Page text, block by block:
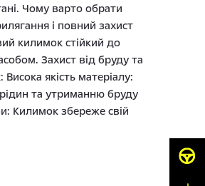
Чому варто обрати
і повний захист
килимок стійкий до
Захист від бруду та
якість матеріалу:
та утриманню бруду
Килимок збереже свій